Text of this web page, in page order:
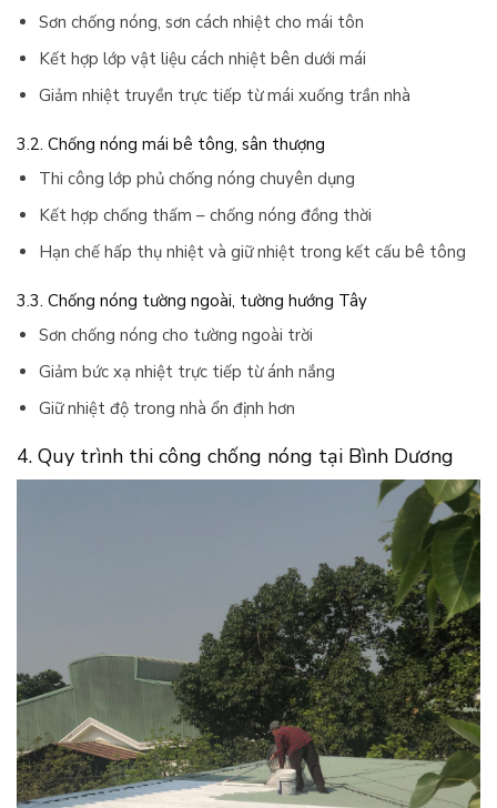
Sơn chống nóng, sơn cách nhiệt cho mái tôn
Kết hợp lớp vật liệu cách nhiệt bên dưới mái
Giảm nhiệt truyền trực tiếp từ mái xuống trần nhà
3.2. Chống nóng mái bê tông, sân thượng
Thi công lớp phủ chống nóng chuyên dụng
Kết hợp chống thấm – chống nóng đồng thời
Hạn chế hấp thụ nhiệt và giữ nhiệt trong kết cấu bê tông
3.3. Chống nóng tường ngoài, tường hướng Tây
Sơn chống nóng cho tường ngoài trời
Giảm bức xạ nhiệt trực tiếp từ ánh nắng
Giữ nhiệt độ trong nhà ổn định hơn
4. Quy trình thi công chống nóng tại Bình Dương